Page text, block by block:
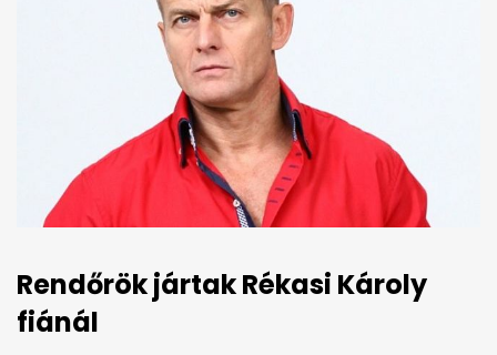
Rendőrök jártak Rékasi Károly
fiánál